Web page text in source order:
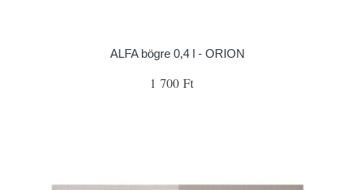
ALFA bögre 0,4 l - ORION
1 700 Ft